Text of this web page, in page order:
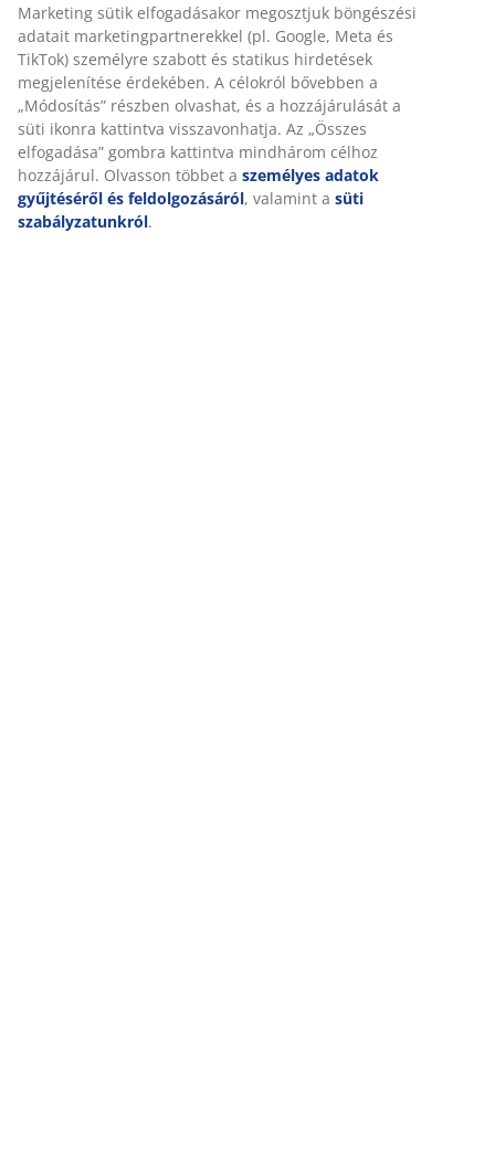
Marketing sütik elfogadásakor megosztjuk böngészési
adatait marketingpartnerekkel (pl. Google, Meta és
TikTok) személyre szabott és statikus hirdetések
megjelenítése érdekében. A célokról bővebben a
„Módosítás” részben olvashat, és a hozzájárulását a
süti ikonra kattintva visszavonhatja. Az „Összes
elfogadása” gombra kattintva mindhárom célhoz
hozzájárul. Olvasson többet a személyes adatok
gyűjtéséről és feldolgozásáról, valamint a süti
szabályzatunkról.